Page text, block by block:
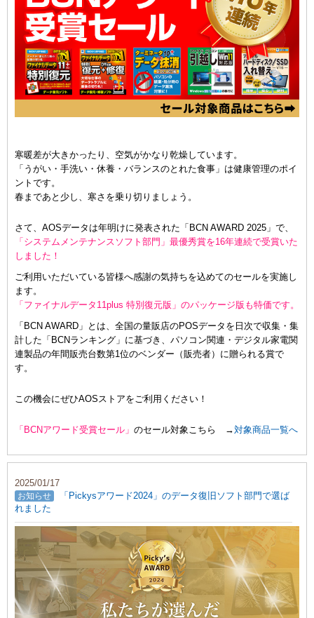
寒暖差が大きかったり、空気がかなり乾燥しています。
「うがい・手洗い・休養・バランスのとれた食事」は健康管理のポイ
ントです。
春まであと少し、寒さを乗り切りましょう。
さて、AOSデータは年明けに発表された「BCN AWARD 2025」で、
「システムメンテナンスソフト部門」最優秀賞を16年連続で受賞いた
しました！
ご利用いただいている皆様へ感謝の気持ちを込めてのセールを実施し
ます。
「ファイナルデータ11plus 特別復元版」のパッケージ版も特価です。
「BCN AWARD」とは、全国の量販店のPOSデータを日次で収集・集
計した「BCNランキング」に基づき、パソコン関連・デジタル家電関
連製品の年間販売台数第1位のベンダー（販売者）に贈られる賞で
す。
この機会にぜひAOSストアをご利用ください！
「BCNアワード受賞セール」 のセール対象こちら →対象商品一覧へ
2025/01/17
お知らせ
「Pickysアワード2024」のデータ復旧ソフト部門で選ば
れました